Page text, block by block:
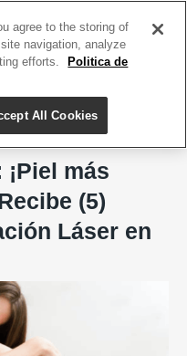
más
(5)
Láser en
agree to the storing of
navigation, analyze
efforts.
Politica de
All Cookies